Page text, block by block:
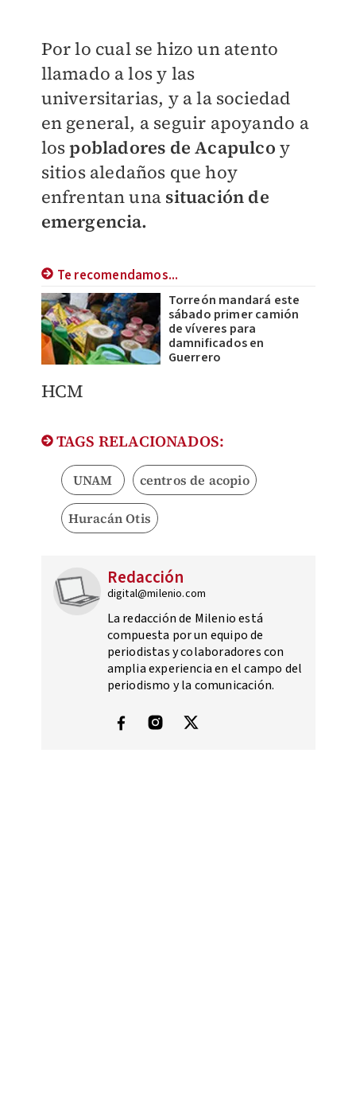
Por lo cual se hizo un atento
llamado a los y las
universitarias, y a la sociedad
en general, a seguir apoyando a
lospobladores de Acapulco y
sitios aledaños que hoy
enfrentan una situación de
emergencia.
Te recomendamos...
Torreón mandará este
sábado primer camión
de víveres para
damnificados en
Guerrero
HCM
TAGS RELACIONADOS:
UNAM centros de acopio
Huracán Otis
Redacción
digital@milenio.com
La redacción de Milenio está
compuesta por un equipo de
periodistas y colaboradores con
amplia experiencia en el campo del
periodismo y la comunicación.